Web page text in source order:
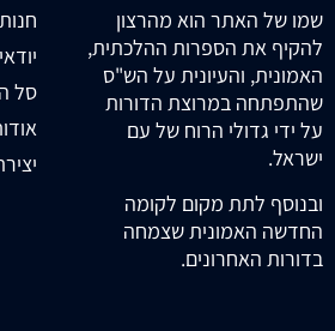
שמו של האתר הוא מהרצון
להקיף את הספרות ההלכתית,
האמונית, והעיונית על הש"ס
שהתפתחה במרוצת הדורות
על ידי גדולי הרוח של עם
ישראל.
ובנוסף לתת מקום לקומה
החדשה האמונית שצמחה
בדורות האחרונים.
חנות
סל